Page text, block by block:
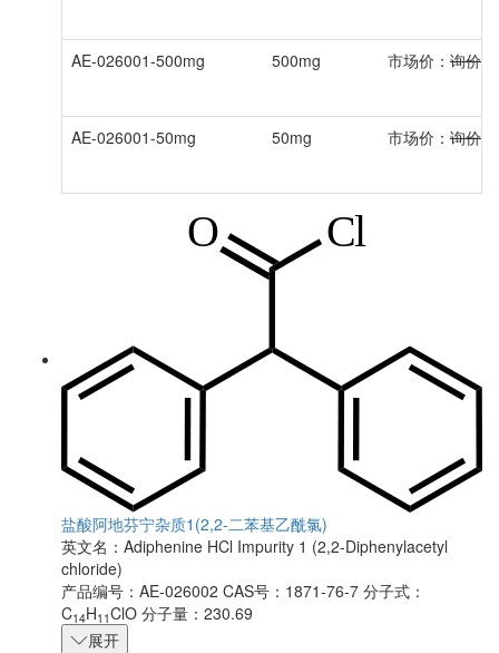
AE-026001-500mg 500mg 市场价： 询价
AE-026001-50mg 50mg 市场价： 询价
盐酸阿地芬宁杂质1(2,2-二苯基乙酰氯)
英文名： Adiphenine HCl Impurity 1 (2,2-Diphenylacetyl
chloride)
产品编号：AE-026002 CAS号：1871-76-7 分子式：
C14H11ClO 分子量：230.69
展开